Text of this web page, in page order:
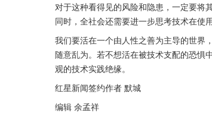
对于这种看得见的风险和隐患，一定要将
同时，全社会还需要进一步思考技术在使
我们要活在一个由人性之善为主导的世界
随意乱为。若不想活在被技术支配的恐惧
观的技术实践绝缘。
红星新闻签约作者 默城
编辑 余孟祥